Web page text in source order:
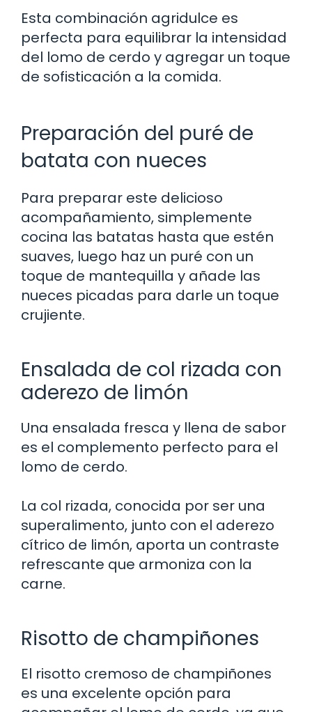
Esta combinación agridulce es
perfecta para equilibrar la intensidad
del lomo de cerdo y agregar un toque
de sofisticación a la comida.
Preparación del puré de
batata con nueces
Para preparar este delicioso
acompañamiento, simplemente
cocina las batatas hasta que estén
suaves, luego haz un puré con un
toque de mantequilla y añade las
nueces picadas para darle un toque
crujiente.
Ensalada de col rizada con
aderezo de limón
Una ensalada fresca y llena de sabor
es el complemento perfecto para el
lomo de cerdo.
La col rizada, conocida por ser una
superalimento, junto con el aderezo
cítrico de limón, aporta un contraste
refrescante que armoniza con la
carne.
Risotto de champiñones
El risotto cremoso de champiñones
es una excelente opción para